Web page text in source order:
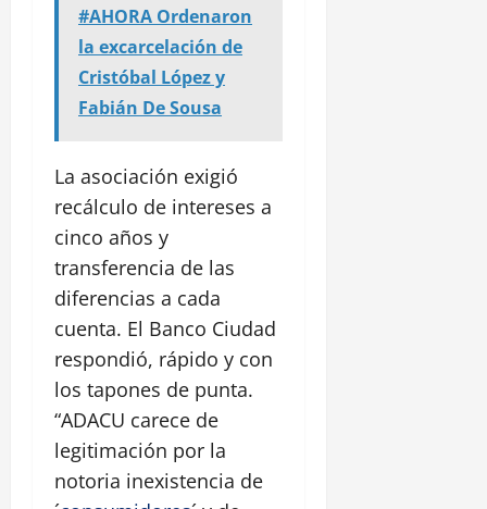
#AHORA Ordenaron
la excarcelación de
Cristóbal López y
Fabián De Sousa
La asociación exigió
recálculo de intereses a
cinco años y
transferencia de las
diferencias a cada
cuenta. El Banco Ciudad
respondió, rápido y con
los tapones de punta.
“ADACU carece de
legitimación por la
notoria inexistencia de